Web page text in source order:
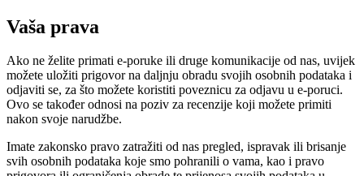
Vaša prava
Ako ne želite primati e-poruke ili druge komunikacije od nas, uvijek
možete uložiti prigovor na daljnju obradu svojih osobnih podataka i
odjaviti se, za što možete koristiti poveznicu za odjavu u e-poruci.
Ovo se također odnosi na poziv za recenzije koji možete primiti
nakon svoje narudžbe.
Imate zakonsko pravo zatražiti od nas pregled, ispravak ili brisanje
svih osobnih podataka koje smo pohranili o vama, kao i pravo